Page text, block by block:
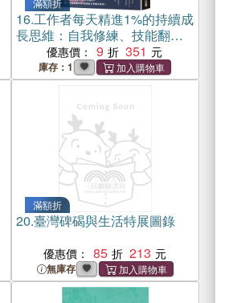
滿額折
16.工作者每天精進1%的持續成
長思維：自我修練、技能翻
轉、掌握贏面的40個職場眉角
優惠價： 9 351
庫存：1
滿額折
20.臺灣碑碣與生活特展圖錄
優惠價： 85 213
無庫存